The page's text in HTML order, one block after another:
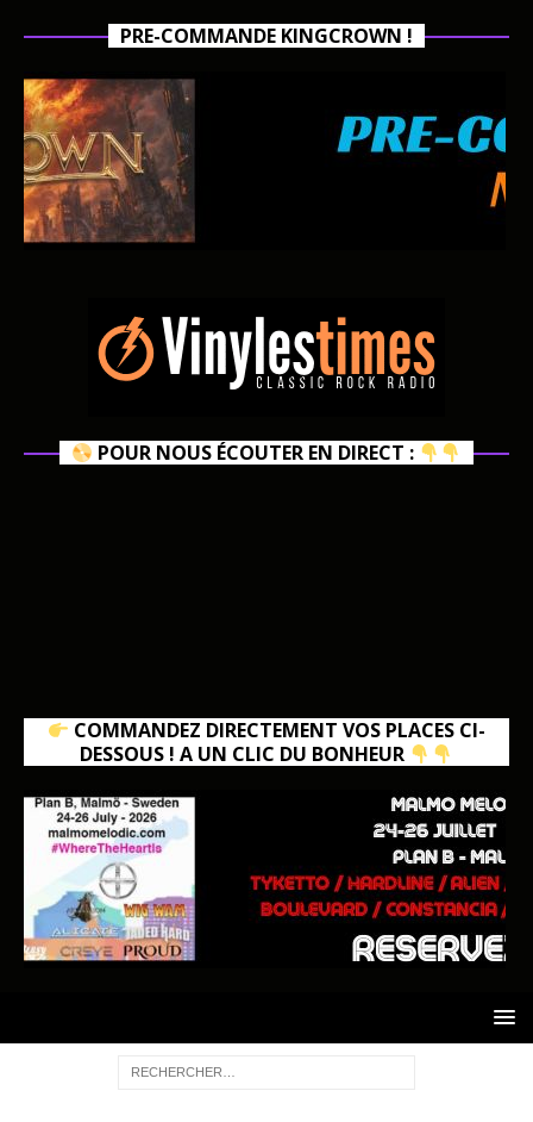
PRE-COMMANDE KINGCROWN !
POUR NOUS ÉCOUTER EN DIRECT :
COMMANDEZ DIRECTEMENT VOS PLACES CI-
DESSOUS ! A UN CLIC DU BONHEUR